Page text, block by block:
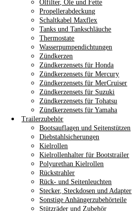
Ölfilter, Öle und Fette
Propellerabdeckung
Schaltkabel Maxflex
Tanks und Tankschläuche
Thermostate
Wasserpumpendichtungen
Zündkerzen
Zündkerzensets für Honda
Zündkerzensets für Mercury
Zündkerzensets für MerCruiser
Zündkerzensets für Suzuki
Zündkerzensets für Tohatsu
Zündkerzensets für Yamaha
Trailerzubehör
Bootsauflagen und Seitenstützen
Diebstahlsicherungen
Kielrollen
Kielrollenhalter für Bootstrailer
Polyurethan Kielrollen
Rückstrahler
Rück- und Seitenleuchten
Stecker, Steckdosen und Adapter
Sonstige Anhängerzubehörteile
Stützräder und Zubehör